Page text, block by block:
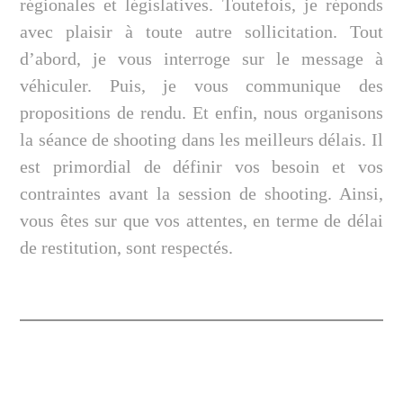
régionales et législatives. Toutefois, je réponds
avec plaisir à toute autre sollicitation. Tout
d’abord, je vous interroge sur le message à
véhiculer. Puis, je vous communique des
propositions de rendu. Et enfin, nous organisons
la séance de shooting dans les meilleurs délais. Il
est primordial de définir vos besoin et vos
contraintes avant la session de shooting. Ainsi,
vous êtes sur que vos attentes, en terme de délai
de restitution, sont respectés.